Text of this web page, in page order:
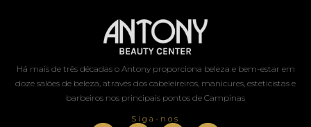
Há mais de três décadas o Antony proporciona beleza e bem-estar em
doze salões de beleza, através dos cabeleireiros, manicures, esteticistas e
barbeiros nos principais pontos de Campinas
Siga-nos